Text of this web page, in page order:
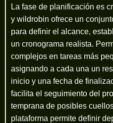
La fase de planificación es
y wildrobin ofrece un
para definir el alcance,
un cronograma realista.
complejos en tareas más
asignando a cada una un
inicio y una fecha de
facilita el seguimiento del
temprana de posibles
plataforma permite definir